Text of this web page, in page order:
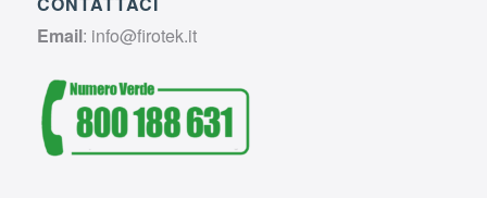
Email: info@firotek.it